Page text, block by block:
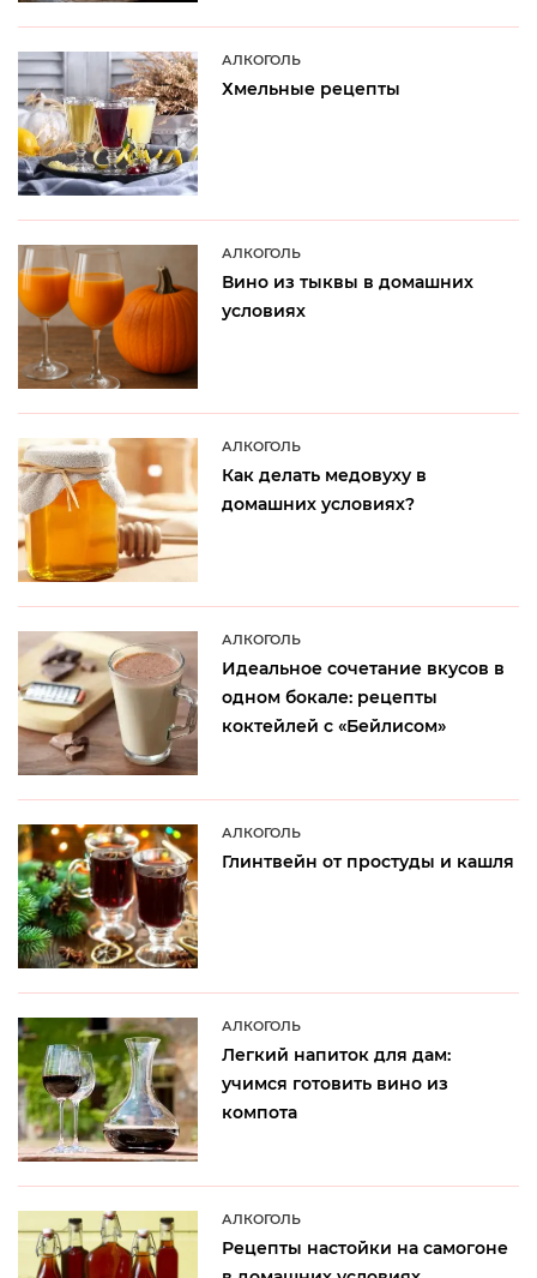
АЛКОГОЛЬ
Хмельные рецепты
АЛКОГОЛЬ
Вино из тыквы в домашних
условиях
АЛКОГОЛЬ
Как делать медовуху в
домашних условиях?
АЛКОГОЛЬ
Идеальное сочетание вкусов в
одном бокале: рецепты
коктейлей с «Бейлисом»
АЛКОГОЛЬ
Глинтвейн от простуды и кашля
АЛКОГОЛЬ
Легкий напиток для дам:
учимся готовить вино из
компота
АЛКОГОЛЬ
Рецепты настойки на самогоне